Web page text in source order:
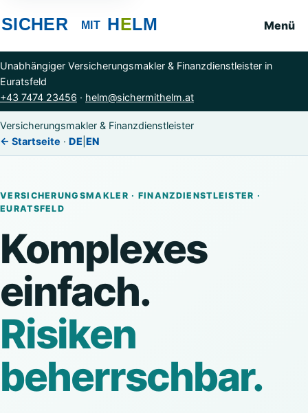
Menü
Unabhängiger Versicherungsmakler & Finanzdienstleister in
Euratsfeld
+43 7474 23456 · helm@sichermithelm.at
Versicherungsmakler & Finanzdienstleister
← Startseite · DE EN
VERSICHERUNGSMAKLER · FINANZDIENSTLEISTER ·
EURATSFELD
Komplexes
einfach.
Risiken
beherrschbar.